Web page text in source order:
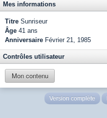
Mes informations
Titre Sunriseur
Âge 41 ans
Anniversaire Février 21, 1985
Contrôles utilisateur
Mon contenu
Version complète